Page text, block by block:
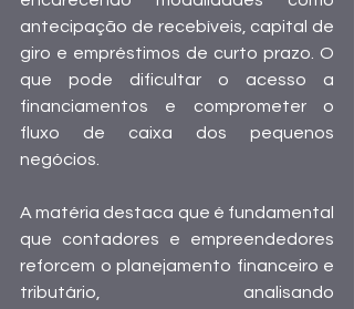
antecipação de recebíveis, capital de
giro e empréstimos de curto prazo. O
que pode dificultar o acesso a
financiamentos e comprometer o
fluxo de caixa dos pequenos
negócios.
A matéria destaca que é fundamental
que contadores e empreendedores
reforcem o planejamento financeiro e
tributário, analisando